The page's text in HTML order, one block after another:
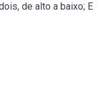
de alto a baixo; E